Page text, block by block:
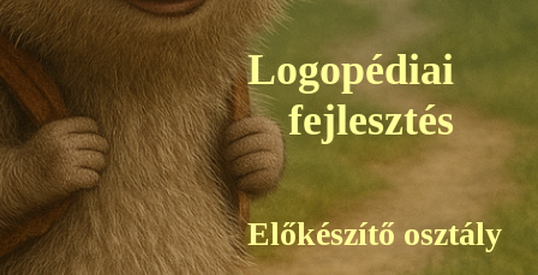
Logopédiai
fejlesztés
Előkészítő osztály